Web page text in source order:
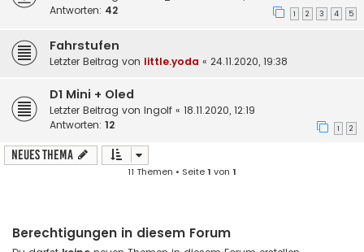
Antworten: 42 1 2 3 4 5
Fahrstufen
Letzter Beitrag von little.yoda « 24.11.2020, 19:38
D1 Mini + Oled
Letzter Beitrag von Ingolf « 18.11.2020, 12:19
Antworten: 12 1 2
Neues Thema
11 Themen • Seite1 von 1
Berechtigungen in diesem Forum